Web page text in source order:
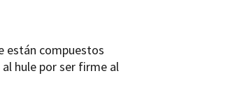
están compuestos
hule por ser firme al